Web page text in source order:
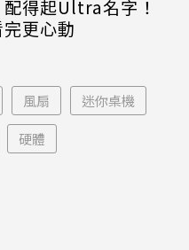
得起Ultra名字！
更心動
風扇 迷你桌機
硬體